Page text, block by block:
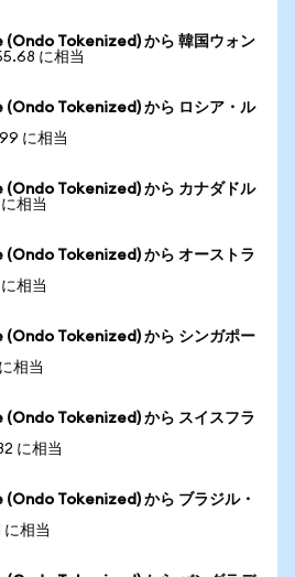
Tokenized) から 韓国ウォン
に相当
Tokenized) から ロシア・ル
に相当
Tokenized) から カナダドル
相当
Tokenized) から オーストラ
相当
Tokenized) から シンガポー
相当
Tokenized) から スイスフラ
に相当
Tokenized) から ブラジル・
に相当